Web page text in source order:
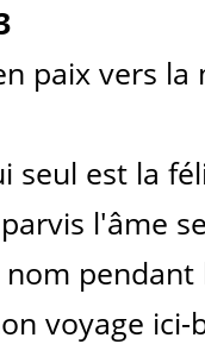
paix vers la
seul est la
l'âme
nom
voyage ici-